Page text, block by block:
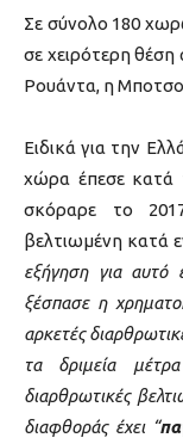
Σε σύνολο 180
σε χειρότερη
Ρουάντα, η
Ειδικά για την
χώρα έπεσε κατά
σκόραρε το
βελτιωμένη κατά
εξήγηση για αυτό
ξέσπασε η
αρκετές
τα δριμεία
διαρθρωτικές
διαφθοράς έχει “